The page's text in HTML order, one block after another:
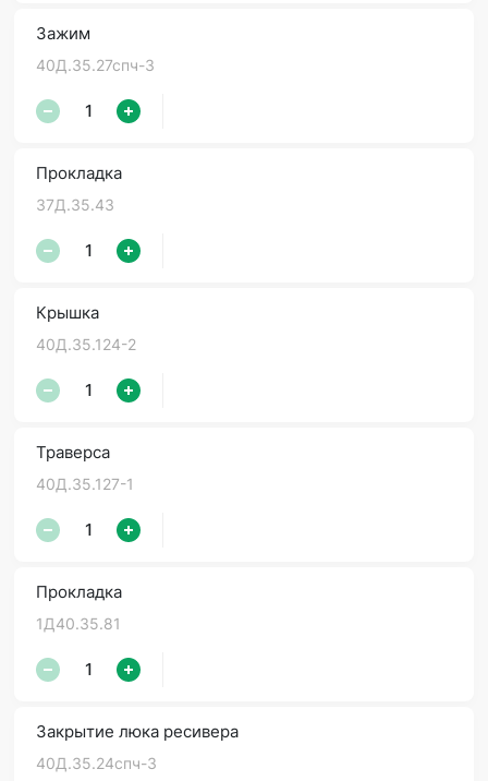
Зажим
40Д.35.27спч-3
Прокладка
37Д.35.43
Крышка
40Д.35.124-2
Траверса
40Д.35.127-1
Прокладка
1Д40.35.81
Закрытие люка ресивера
40Д.35.24спч-3